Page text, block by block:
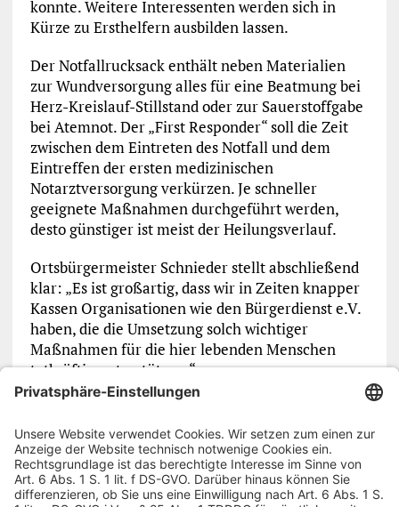
konnte. Weitere Interessenten werden sich in
Kürze zu Ersthelfern ausbilden lassen.
Der Notfallrucksack enthält neben Materialien
zur Wundversorgung alles für eine Beatmung bei
Herz-Kreislauf-Stillstand oder zur Sauerstoffgabe
bei Atemnot. Der „First Responder“ soll die Zeit
zwischen dem Eintreten des Notfall und dem
Eintreffen der ersten medizinischen
Notarztversorgung verkürzen. Je schneller
geeignete Maßnahmen durchgeführt werden,
desto günstiger ist meist der Heilungsverlauf.
Ortsbürgermeister Schnieder stellt abschließend
klar: „Es ist großartig, dass wir in Zeiten knapper
Kassen Organisationen wie den Bürgerdienst e.V.
haben, die die Umsetzung solch wichtiger
Maßnahmen für die hier lebenden Menschen
tatkräftig unterstützen.“